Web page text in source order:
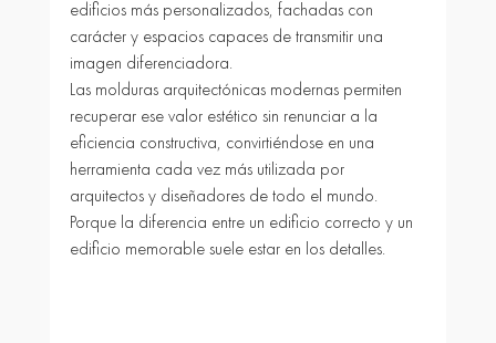
edificios más personalizados, fachadas con
carácter y espacios capaces de transmitir una
imagen diferenciadora.
Las molduras arquitectónicas modernas permiten
recuperar ese valor estético sin renunciar a la
eficiencia constructiva, convirtiéndose en una
herramienta cada vez más utilizada por
arquitectos y diseñadores de todo el mundo.
Porque la diferencia entre un edificio correcto y un
edificio memorable suele estar en los detalles.